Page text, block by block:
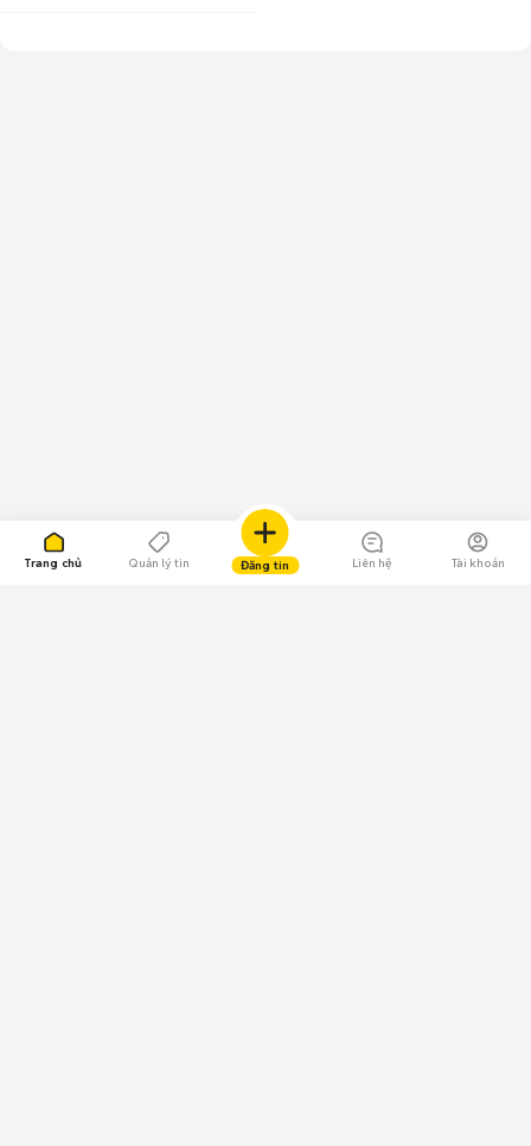
Trang chủ Quản lý tin Đăng tin Liên hệ Tài khoản